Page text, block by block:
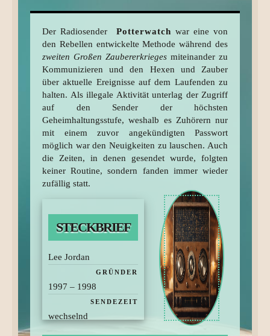
Der Radiosender Potterwatch war eine von
den Rebellen entwickelte Methode während des
zweiten Großen Zaubererkrieges miteinander zu
Kommunizieren und den Hexen und Zauber
über aktuelle Ereignisse auf dem Laufenden zu
halten. Als illegale Aktivität unterlag der Zugriff
auf den Sender der höchsten
Geheimhaltungsstufe, weshalb es Zuhörern nur
mit einem zuvor angekündigten Passwort
möglich war den Neuigkeiten zu lauschen. Auch
die Zeiten, in denen gesendet wurde, folgten
keiner Routine, sondern fanden immer wieder
zufällig statt.
STECKBRIEF
Lee Jordan
GRÜNDER
1997 – 1998
SENDEZEIT
wechselnd